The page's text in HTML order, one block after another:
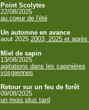
Point Scolytes
22/08/2025
au coeur de l'été
Un automne en avance
aout 2025 2003, 2025 et après
Miel de sapin
13/08/2025
agitations dans les sapinières
vosgiennes
Retour sur un feu de forêt
09/08/2025
un mois plus tard